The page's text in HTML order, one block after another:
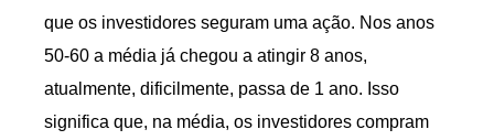
que os investidores seguram uma ação. Nos anos
50-60 a média já chegou a atingir 8 anos,
atualmente, dificilmente, passa de 1 ano. Isso
significa que, na média, os investidores compram